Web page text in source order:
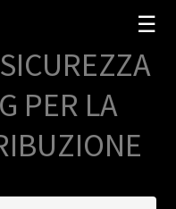
☰
PER LA